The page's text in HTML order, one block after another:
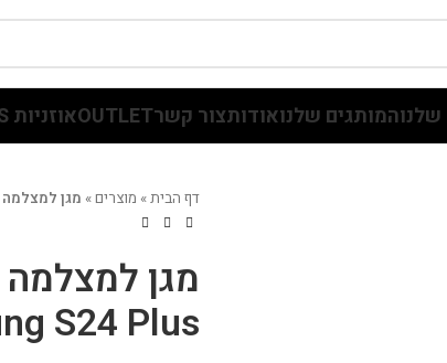
המותגים שלנואודותצור קשרOUTLETאוזניות TWS
דף הבית» מוצרים» מגן למצלמה Grip Case Camera Glass Samsung S24 Plus
S24 Plus